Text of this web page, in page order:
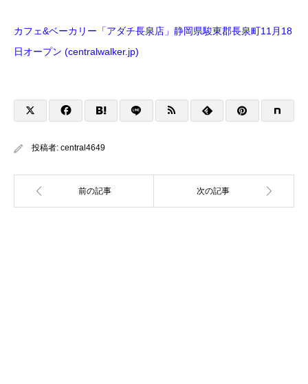
カフェ&ベーカリー「アダチ長泉店」静岡県駿東郡長泉町11月18
日オープン (centralwalker.jp)
投稿者: central4649